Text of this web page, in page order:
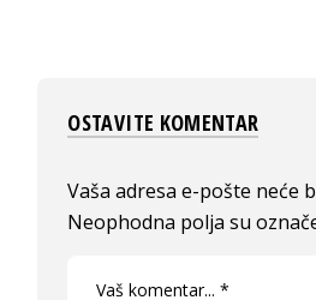
OSTAVITE KOMENTAR
Vaša adresa e-pošte neće
Neophodna polja su